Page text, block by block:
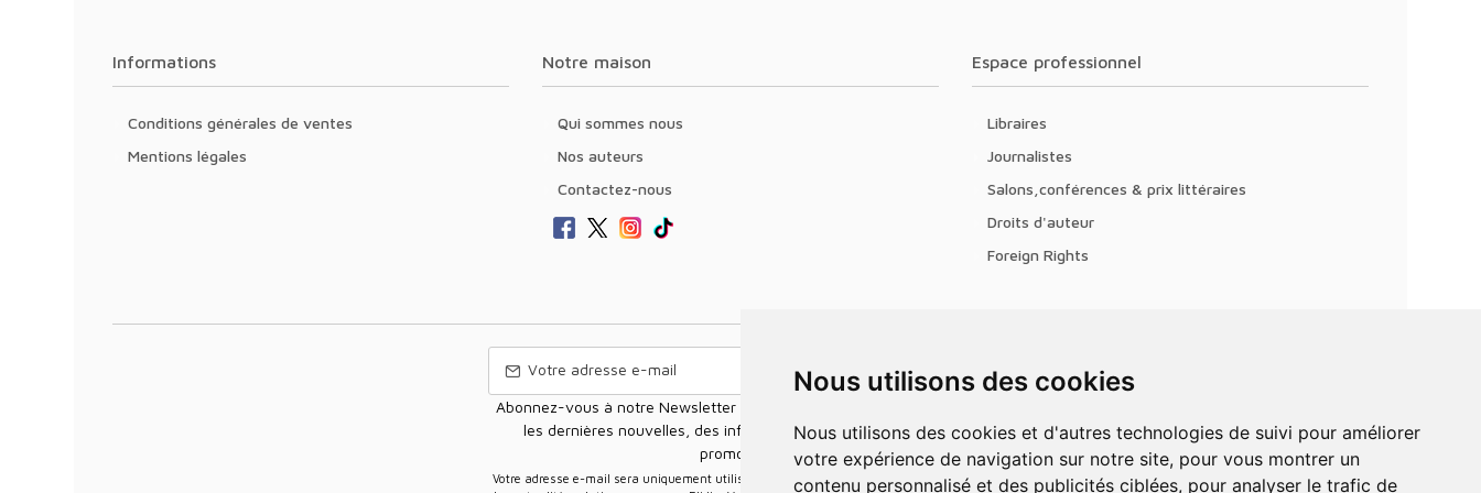
Nous utilisons des cookies
Nous utilisons des cookies et d'autres technologies de suivi pour améliorer
votre expérience de navigation sur notre site, pour vous montrer un
contenu personnalisé et des publicités ciblées, pour analyser le trafic de
Informations
Conditions générales de ventes
Mentions légales
Notre maison
Qui sommes nous
Nos auteurs
Contactez-nous
Espace professionnel
Libraires
Journalistes
Salons,conférences & prix littéraires
Droits d'auteur
Foreign Rights
Abonnez-vous à notre Newsletter pour recevoir nos nouvelles offres,
les dernières nouvelles, des informations sur les ventes et les
promotions.
Votre adresse e-mail sera uniquement utilisée pour vous envoyer des informations sur